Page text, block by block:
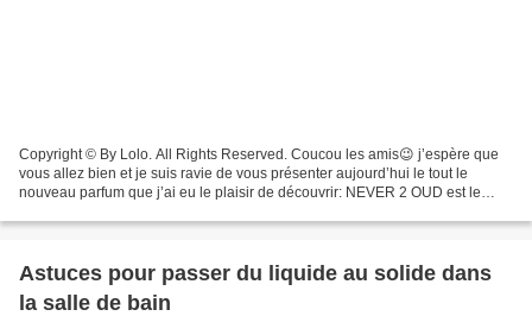
Copyright © By Lolo. All Rights Reserved. Coucou les amis😉 j’espère que
vous allez bien et je suis ravie de vous présenter aujourd’hui le tout le
nouveau parfum que j’ai eu le plaisir de découvrir: NEVER 2 OUD est le
Astuces pour passer du liquide au solide dans
la salle de bain